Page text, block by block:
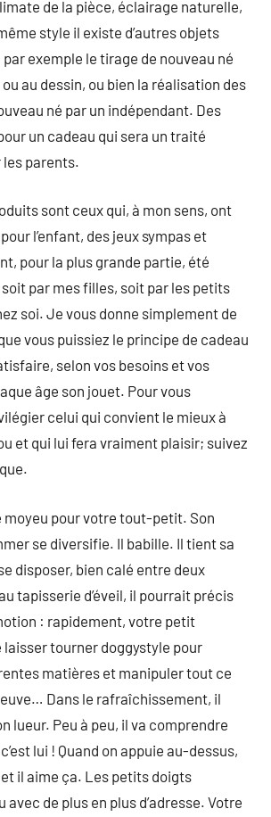
de la pièce, éclairage naturelle,
style il existe d’autres objets
exemple le tirage de nouveau né
au dessin, ou bien la réalisation des
né par un indépendant. Des
un cadeau qui sera un traité
parents.
sont ceux qui, à mon sens, ont
l’enfant, des jeux sympas et
pour la plus grande partie, été
par mes filles, soit par les petits
soi. Je vous donne simplement de
vous puissiez le principe de cadeau
selon vos besoins et vos
âge son jouet. Pour vous
celui qui convient le mieux à
et qui lui fera vraiment plaisir; suivez
moyeu pour votre tout-petit. Son
se diversifie. Il babille. Il tient sa
disposer, bien calé entre deux
tapisserie d’éveil, il pourrait précis
: rapidement, votre petit
laisser tourner doggystyle pour
matières et manipuler tout ce
Dans le rafraîchissement, il
lueur. Peu à peu, il va comprendre
lui ! Quand on appuie au-dessus,
il aime ça. Les petits doigts
avec de plus en plus d’adresse. Votre